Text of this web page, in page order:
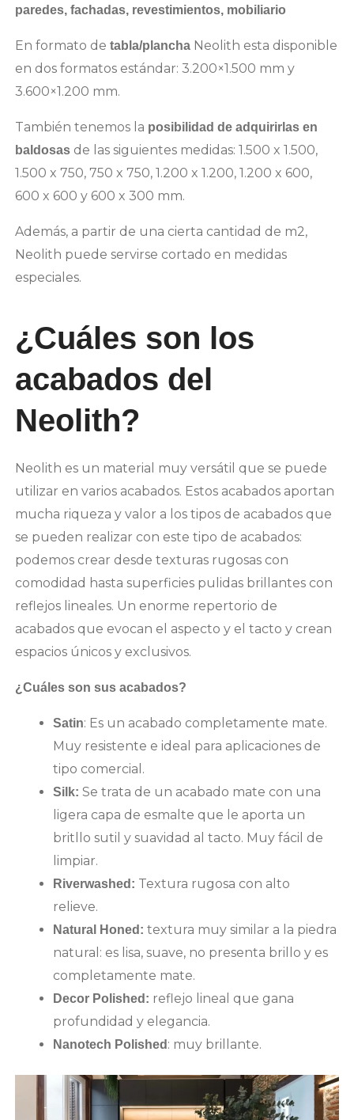
paredes, fachadas, revestimientos, mobiliario
En formato de tabla/plancha Neolith esta disponible
en dos formatos estándar: 3.200×1.500 mm y
3.600×1.200 mm.
También tenemos la posibilidad de adquirirlas en
baldosasde las siguientes medidas: 1.500 x 1.500,
1.500 x 750, 750 x 750, 1.200 x 1.200, 1.200 x 600,
600 x 600 y 600 x 300 mm.
Además, a partir de una cierta cantidad de m2,
Neolith puede servirse cortado en medidas
especiales.
¿Cuáles son los
acabados del
Neolith?
Neolith es un material muy versátil que se puede
utilizar en varios acabados. Estos acabados aportan
mucha riqueza y valor a los tipos de acabados que
se pueden realizar con este tipo de acabados:
podemos crear desde texturas rugosas con
comodidad hasta superficies pulidas brillantes con
reflejos lineales. Un enorme repertorio de
acabados que evocan el aspecto y el tacto y crean
espacios únicos y exclusivos.
¿Cuáles son sus acabados?
Satin: Es un acabado completamente mate.
Muy resistente e ideal para aplicaciones de
tipo comercial.
Silk: Se trata de un acabado mate con una
ligera capa de esmalte que le aporta un
britllo sutil y suavidad al tacto. Muy fácil de
limpiar.
Riverwashed: Textura rugosa con alto
relieve.
Natural Honed: textura muy similar a la piedra
natural: es lisa, suave, no presenta brillo y es
completamente mate.
Decor Polished: reflejo lineal que gana
profundidad y elegancia.
Nanotech Polished : muy brillante.